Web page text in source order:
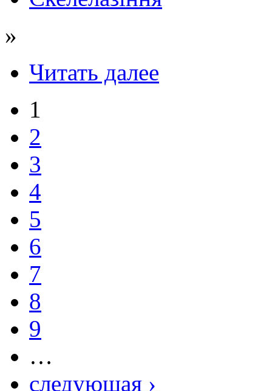
»
Читать далее
1
2
3
4
5
6
7
8
9
…
следующая ›